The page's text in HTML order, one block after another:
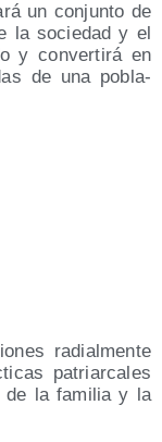
un con­jun­to de
la socie­dad y el
y con­ver­ti­rá en
de una pobla­
radial­men­te
patriar­ca­les
de la fami­lia y la